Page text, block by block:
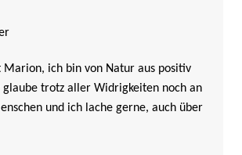
Marion, ich bin von Natur aus positiv
trotz aller Widrigkeiten noch an
und ich lache gerne, auch über